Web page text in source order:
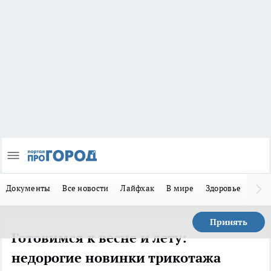
Документы Все новости Лайфхак В мире Здоровье
Принять
Готовимся к весне и лету:
недорогие новинки трикотажа